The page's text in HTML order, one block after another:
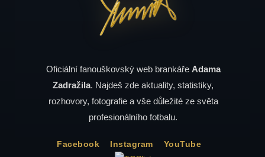
Oficiální fanouškovský web brankáře Adama
Zadražila. Najdeš zde aktuality, statistiky,
rozhovory, fotografie a vše důležité ze světa
profesionálního fotbalu.
Facebook Instagram YouTube